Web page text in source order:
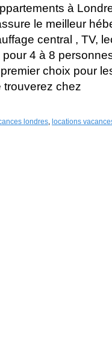
à
le meilleur
central , TV,
4 à 8
choix pour
chez
londres locations